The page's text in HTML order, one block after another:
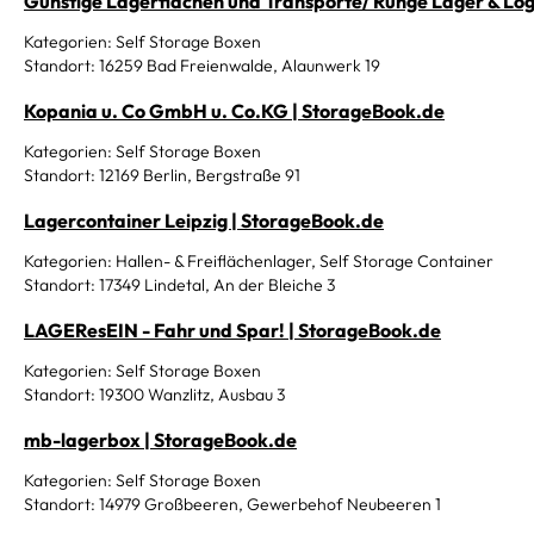
Kategorien: Self Storage Boxen
Standort: 16259 Bad Freienwalde, Alaunwerk 19
Kopania u. Co GmbH u. Co.KG | StorageBook.de
Kategorien: Self Storage Boxen
Standort: 12169 Berlin, Bergstraße 91
Lagercontainer Leipzig | StorageBook.de
Kategorien: Hallen- & Freiflächenlager, Self Storage Container
Standort: 17349 Lindetal, An der Bleiche 3
LAGEResEIN - Fahr und Spar! | StorageBook.de
Kategorien: Self Storage Boxen
Standort: 19300 Wanzlitz, Ausbau 3
mb-lagerbox | StorageBook.de
Kategorien: Self Storage Boxen
Standort: 14979 Großbeeren, Gewerbehof Neubeeren 1